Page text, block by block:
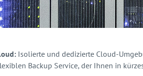
Isolierte und dedizierte Cloud-
Backup Service, der Ihnen in